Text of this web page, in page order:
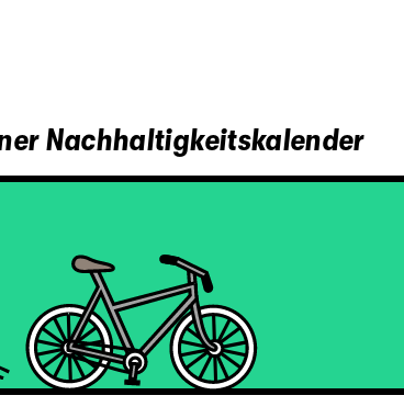
Nachhaltigkeitskalender